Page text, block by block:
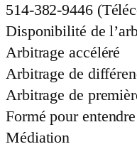
514-382-9446
Disponibilité de
Arbitrage accéléré
Arbitrage de
Arbitrage de
Formé pour
Médiation